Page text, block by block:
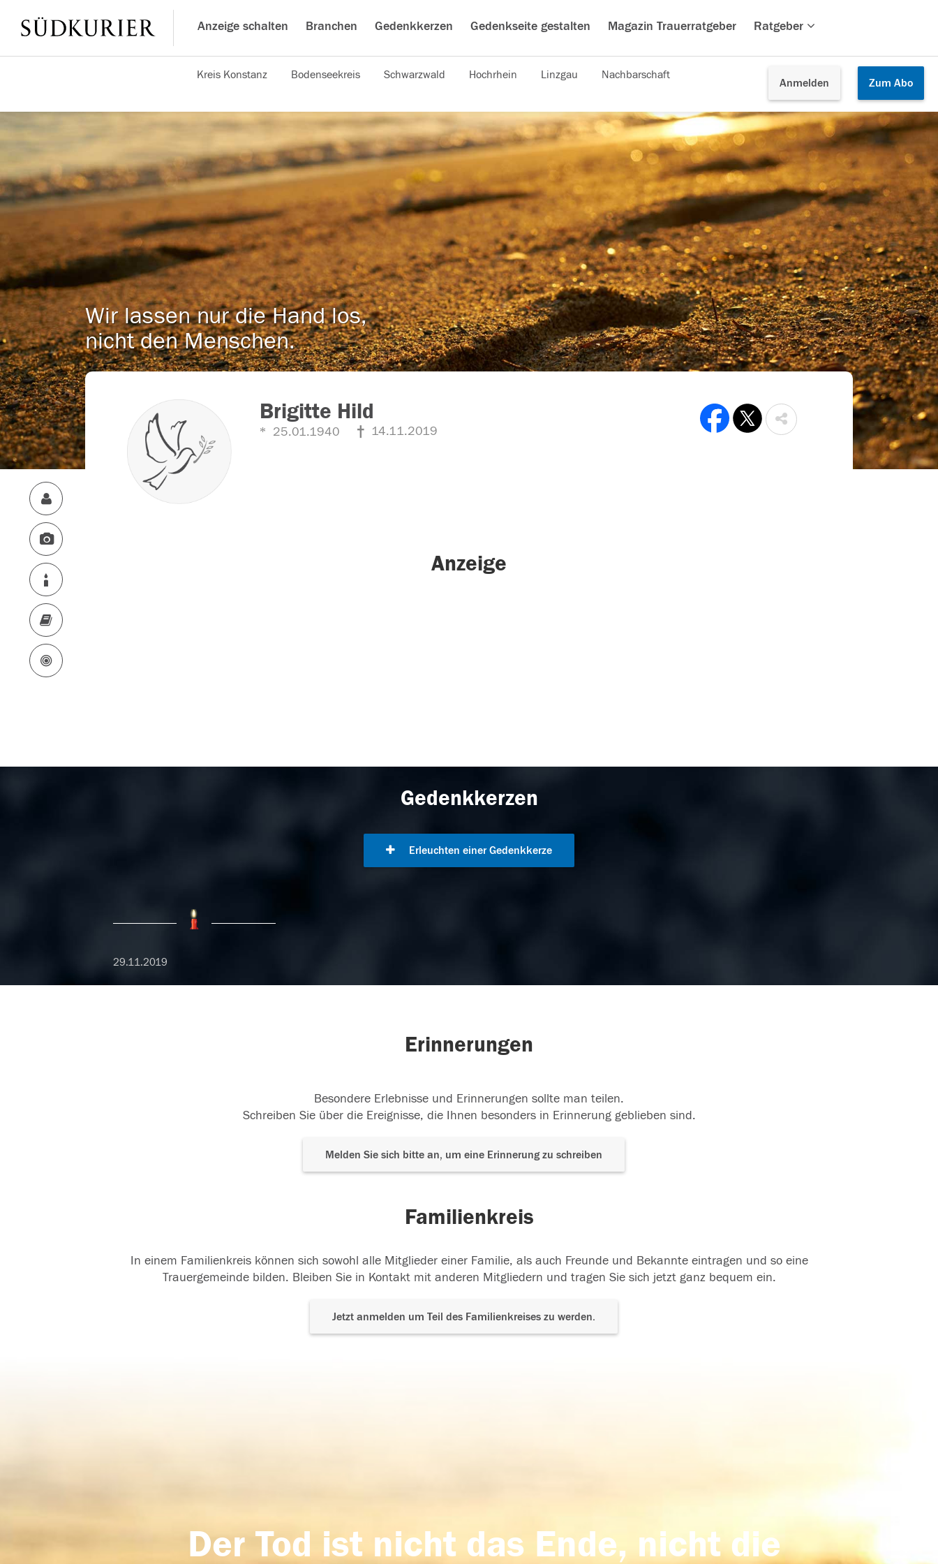
Anzeige schalten Branchen Gedenkkerzen Gedenkseite gestalten Magazin Trauerratgeber Ratgeber
Anmelden Zum Abo
Kreis Konstanz Bodenseekreis Schwarzwald Hochrhein Linzgau Nachbarschaft
Wir lassen nur die Hand los,
nicht den Menschen.
Brigitte Hild
25.01.1940 14.11.2019
Anzeige
Gedenkkerzen
Erleuchten einer Gedenkkerze
29.11.2019
Erinnerungen
Besondere Erlebnisse und Erinnerungen sollte man teilen.
Schreiben Sie über die Ereignisse, die Ihnen besonders in Erinnerung geblieben sind.
Melden Sie sich bitte an, um eine Erinnerung zu schreiben
Familienkreis
In einem Familienkreis können sich sowohl alle Mitglieder einer Familie, als auch Freunde und Bekannte eintragen und so eine
Trauergemeinde bilden. Bleiben Sie in Kontakt mit anderen Mitgliedern und tragen Sie sich jetzt ganz bequem ein.
Jetzt anmelden um Teil des Familienkreises zu werden.
Der Tod ist nicht das Ende, nicht die